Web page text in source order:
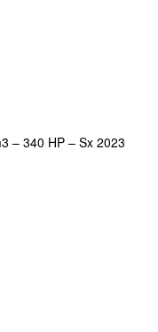
– 340 HP – Sx 2023